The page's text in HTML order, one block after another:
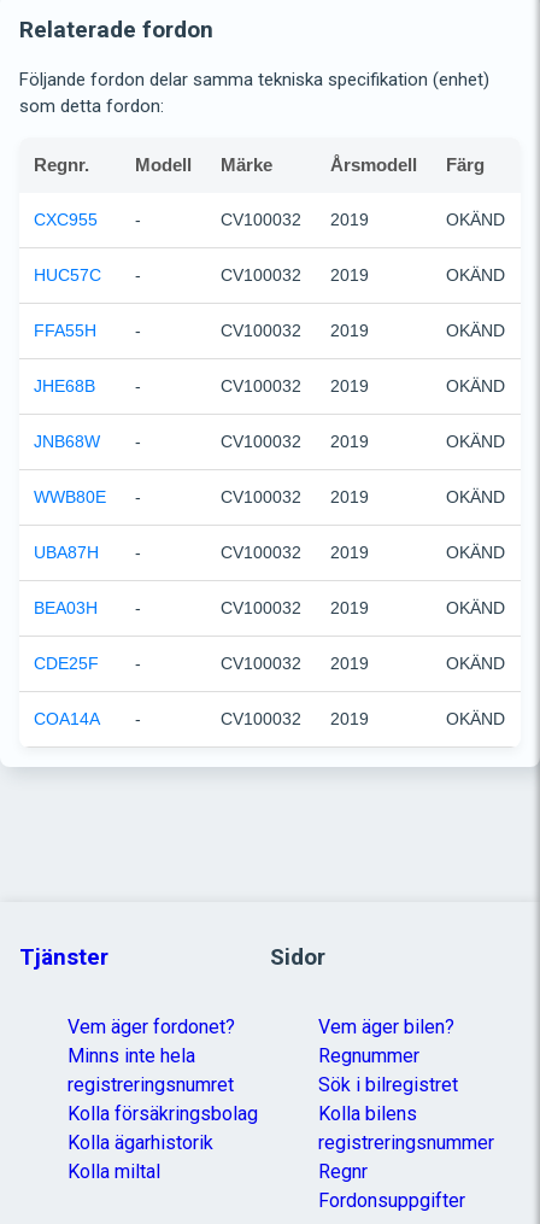
Relaterade fordon
Följande fordon delar samma tekniska specifikation (enhet)
som detta fordon:
Regnr. Modell Märke Årsmodell Färg
CXC955 - CV100032 2019 OKÄND
HUC57C - CV100032 2019 OKÄND
FFA55H - CV100032 2019 OKÄND
JHE68B - CV100032 2019 OKÄND
JNB68W - CV100032 2019 OKÄND
WWB80E - CV100032 2019 OKÄND
UBA87H - CV100032 2019 OKÄND
BEA03H - CV100032 2019 OKÄND
CDE25F - CV100032 2019 OKÄND
COA14A - CV100032 2019 OKÄND
Tjänster
Vem äger fordonet?
Minns inte hela
registreringsnumret
Kolla försäkringsbolag
Kolla ägarhistorik
Kolla miltal
Sidor
Vem äger bilen?
Regnummer
Sök i bilregistret
Kolla bilens
registreringsnummer
Regnr
Fordonsuppgifter